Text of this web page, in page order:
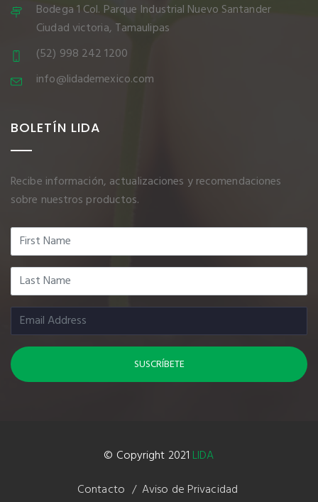
Bodega 1 Col. Parque Industrial Nuevo Santander
Ciudad victoria, Tamaulipas
(52) 998 242 1200
info@lidademexico.com
BOLETÍN LIDA
Recibe información, actualizaciones y recomendaciones
sobre nuestros productos.
© Copyright 2021 LIDA
Contacto
Aviso de Privacidad